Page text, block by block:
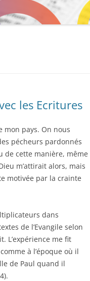
les Ecritures
mon pays. On nous
pécheurs pardonnés
de cette manière, même
m’attirait alors, mais
motivée par la crainte
dans
de l’Evangile selon
L’expérience me fit
à l’époque où il
de Paul quand il